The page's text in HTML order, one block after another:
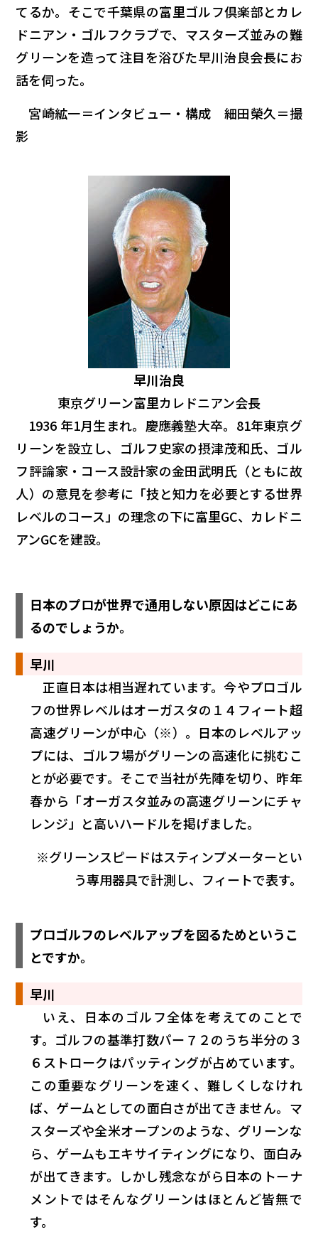
てるか。そこで千葉県の富里ゴルフ倶楽部とカレ
ドニアン・ゴルフクラブで、マスターズ並みの難
グリーンを造って注目を浴びた早川治良会長にお
話を伺った。
宮崎絋一＝インタビュー・構成 細田榮久＝撮
影
早川治良
東京グリーン富里カレドニアン会長
1936 年1月生まれ。慶應義塾大卒。81年東京グ
リーンを設立し、ゴルフ史家の摂津茂和氏、ゴル
フ評論家・コース設計家の金田武明氏（ともに故
人）の意見を参考に「技と知力を必要とする世界
レベルのコース」の理念の下に富里GC、カレドニ
アンGCを建設。
日本のプロが世界で通用しない原因はどこにあ
るのでしょうか。
早川
正直日本は相当遅れています。今やプロゴル
フの世界レベルはオーガスタの１４フィート超
高速グリーンが中心（※）。日本のレベルアッ
プには、ゴルフ場がグリーンの高速化に挑むこ
とが必要です。そこで当社が先陣を切り、昨年
春から「オーガスタ並みの高速グリーンにチャ
レンジ」と高いハードルを掲げました。
※グリーンスピードはスティンプメーターとい
う専用器具で計測し、フィートで表す。
プロゴルフのレベルアップを図るためというこ
とですか。
早川
いえ、日本のゴルフ全体を考えてのことで
す。ゴルフの基準打数パー７２のうち半分の３
６ストロークはパッティングが占めています。
この重要なグリーンを速く、難しくしなけれ
ば、ゲームとしての面白さが出てきません。マ
スターズや全米オープンのような、グリーンな
ら、ゲームもエキサイティングになり、面白み
が出てきます。しかし残念ながら日本のトーナ
メントではそんなグリーンはほとんど皆無で
す。